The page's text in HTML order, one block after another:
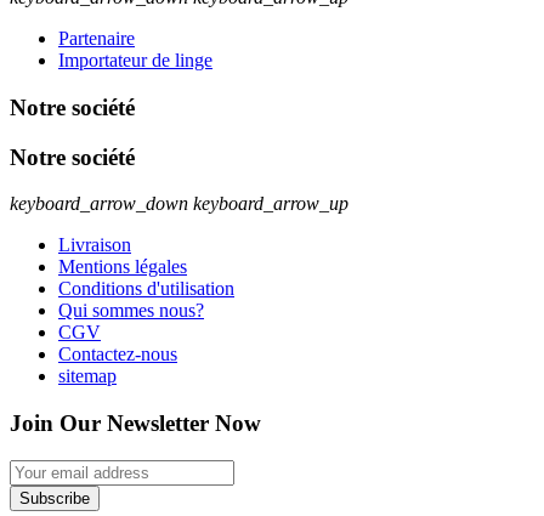
Partenaire
Importateur de linge
Notre société
Notre société
keyboard_arrow_down keyboard_arrow_up
Livraison
Mentions légales
Conditions d'utilisation
Qui sommes nous?
CGV
Contactez-nous
sitemap
Join Our Newsletter Now
Subscribe